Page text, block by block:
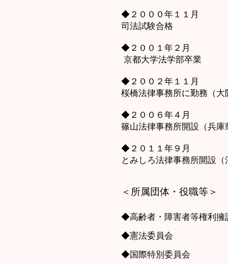
◆２０００年１１月
司法試験合格
◆２００１年２月
京都大学法学部卒業
◆２００２年１１月
桜橋法律事務所に勤務（大
◆２００６年４月
篠山法律事務所開設（兵庫
◆２０１１年９月
とみしろ法律事務所開設
＜所属団体・役職等＞
◆高齢者・障害者等権利擁
◆憲法委員会
◆国際特別委員会